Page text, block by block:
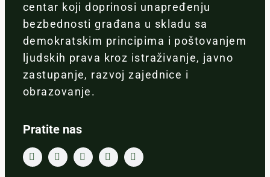
centar koji doprinosi unapređenju
bezbednosti građana u skladu sa
demokratskim principima i poštovanjem
ljudskih prava kroz istraživanje, javno
zastupanje, razvoj zajednice i
obrazovanje.
Pratite nas